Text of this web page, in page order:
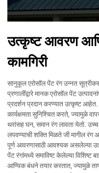
उत्कृष्ट आवरण
कामगिरी
सानुकूल एरोसॉल पेंट रंग उन्नत
प्रणालींद्वारे मानक एरोसॉल पेंट
प्रदर्शन प्रदान करण्यात उत्कृष्ट
कार्यक्षमता सुनिश्चित करते, ज्यामुळे
थरांसह घन, समान रंग लावता येतो. उच्च
लपवण्याची शक्ति मिळते जी मागील रंग
पूर्ण आवरणासाठी आवश्यक असलेल्या
पेंट रंगांमध्ये समाविष्ट केलेल्या विशिष्ट
आण्विक बंधने तयार करतात, ज्यामुळे